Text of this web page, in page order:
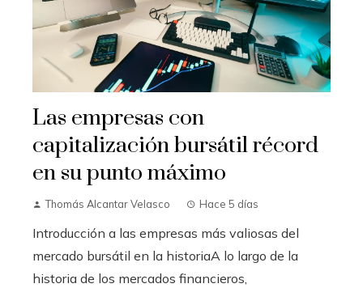
Las empresas con
capitalización bursátil récord
en su punto máximo
Thomás Alcantar Velasco Hace 5 días
Introducción a las empresas más valiosas del
mercado bursátil en la historiaA lo largo de la
historia de los mercados financieros,